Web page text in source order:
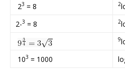
23 = 8 2
2-3 = 8 2
9
103 = 1000